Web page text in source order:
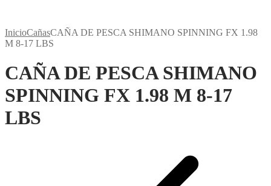
InicioCañasCAÑA DE PESCA SHIMANO SPINNING FX 1.98
M 8-17 LBS
CAÑA DE PESCA SHIMANO
SPINNING FX 1.98 M 8-17
LBS